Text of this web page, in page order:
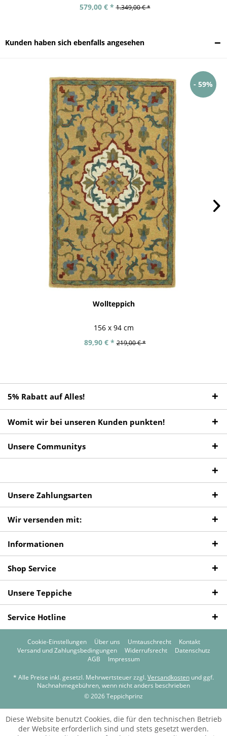
579,00 € * 1.349,00 € *
Kunden haben sich ebenfalls angesehen
- 59%
Wollteppich
156 x 94 cm
89,90 € * 219,00 € *
5% Rabatt auf Alles!
Womit wir bei unseren Kunden punkten!
Unsere Communitys
Unsere Zahlungsarten
Wir versenden mit:
Informationen
Shop Service
Unsere Teppiche
Service Hotline
Cookie-Einstellungen Über uns Umtauschrecht
Kontakt
Versand und Zahlungsbedingungen
Widerrufsrecht
Datenschutz
AGB
Impressum
* Alle Preise inkl. gesetzl. Mehrwertsteuer zzgl. Versandkosten und ggf.
Nachnahmegebühren, wenn nicht anders beschrieben
© 2026 Teppichprinz
Diese Website benutzt Cookies, die für den technischen Betrieb
der Website erforderlich sind und stets gesetzt werden.